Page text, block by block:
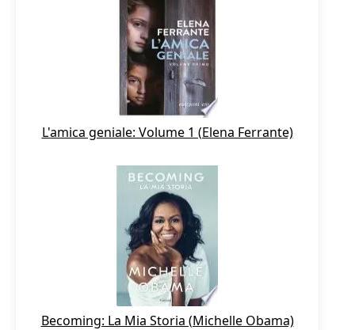
L'amica geniale: Volume 1 (Elena Ferrante)
Becoming: La Mia Storia (Michelle Obama)